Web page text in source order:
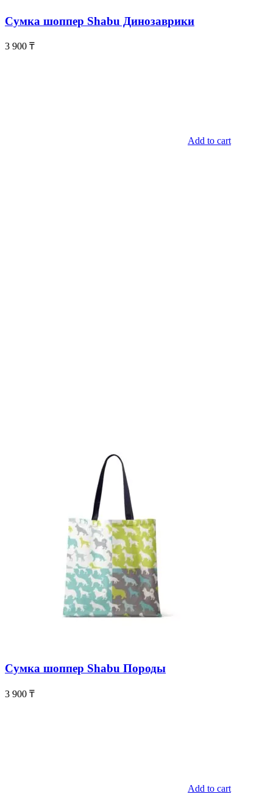
Сумка шоппер Shabu Динозаврики
3 900 ₸
Add to cart
Сумка шоппер Shabu Породы
3 900 ₸
Add to cart